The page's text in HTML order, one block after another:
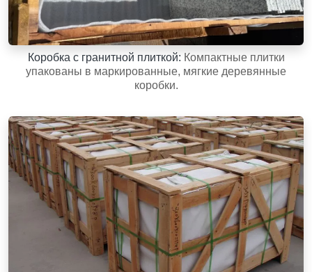
Коробка с гранитной плиткой: Компактные плитки
упакованы в маркированные, мягкие деревянные
коробки.